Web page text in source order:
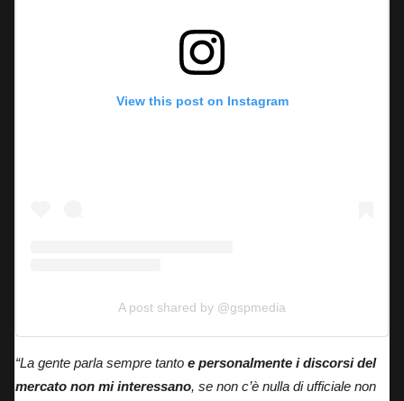
View this post on Instagram
A post shared by @gspmedia
“La gente parla sempre tanto e personalmente i discorsi del
mercato non mi interessano, se non c’è nulla di ufficiale non